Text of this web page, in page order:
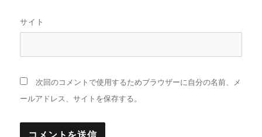
サイト
次回のコメントで使用するためブラウザーに自分の名前、メ
ールアドレス、サイトを保存する。